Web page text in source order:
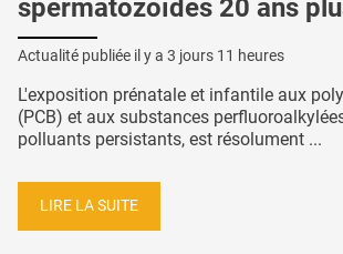
spermatozoïdes 20 ans
Actualité publiée il y a 3 jours 11 heures
L'exposition prénatale et infantile aux
(PCB) et aux substances
polluants persistants, est résolument ...
LIRE LA SUITE